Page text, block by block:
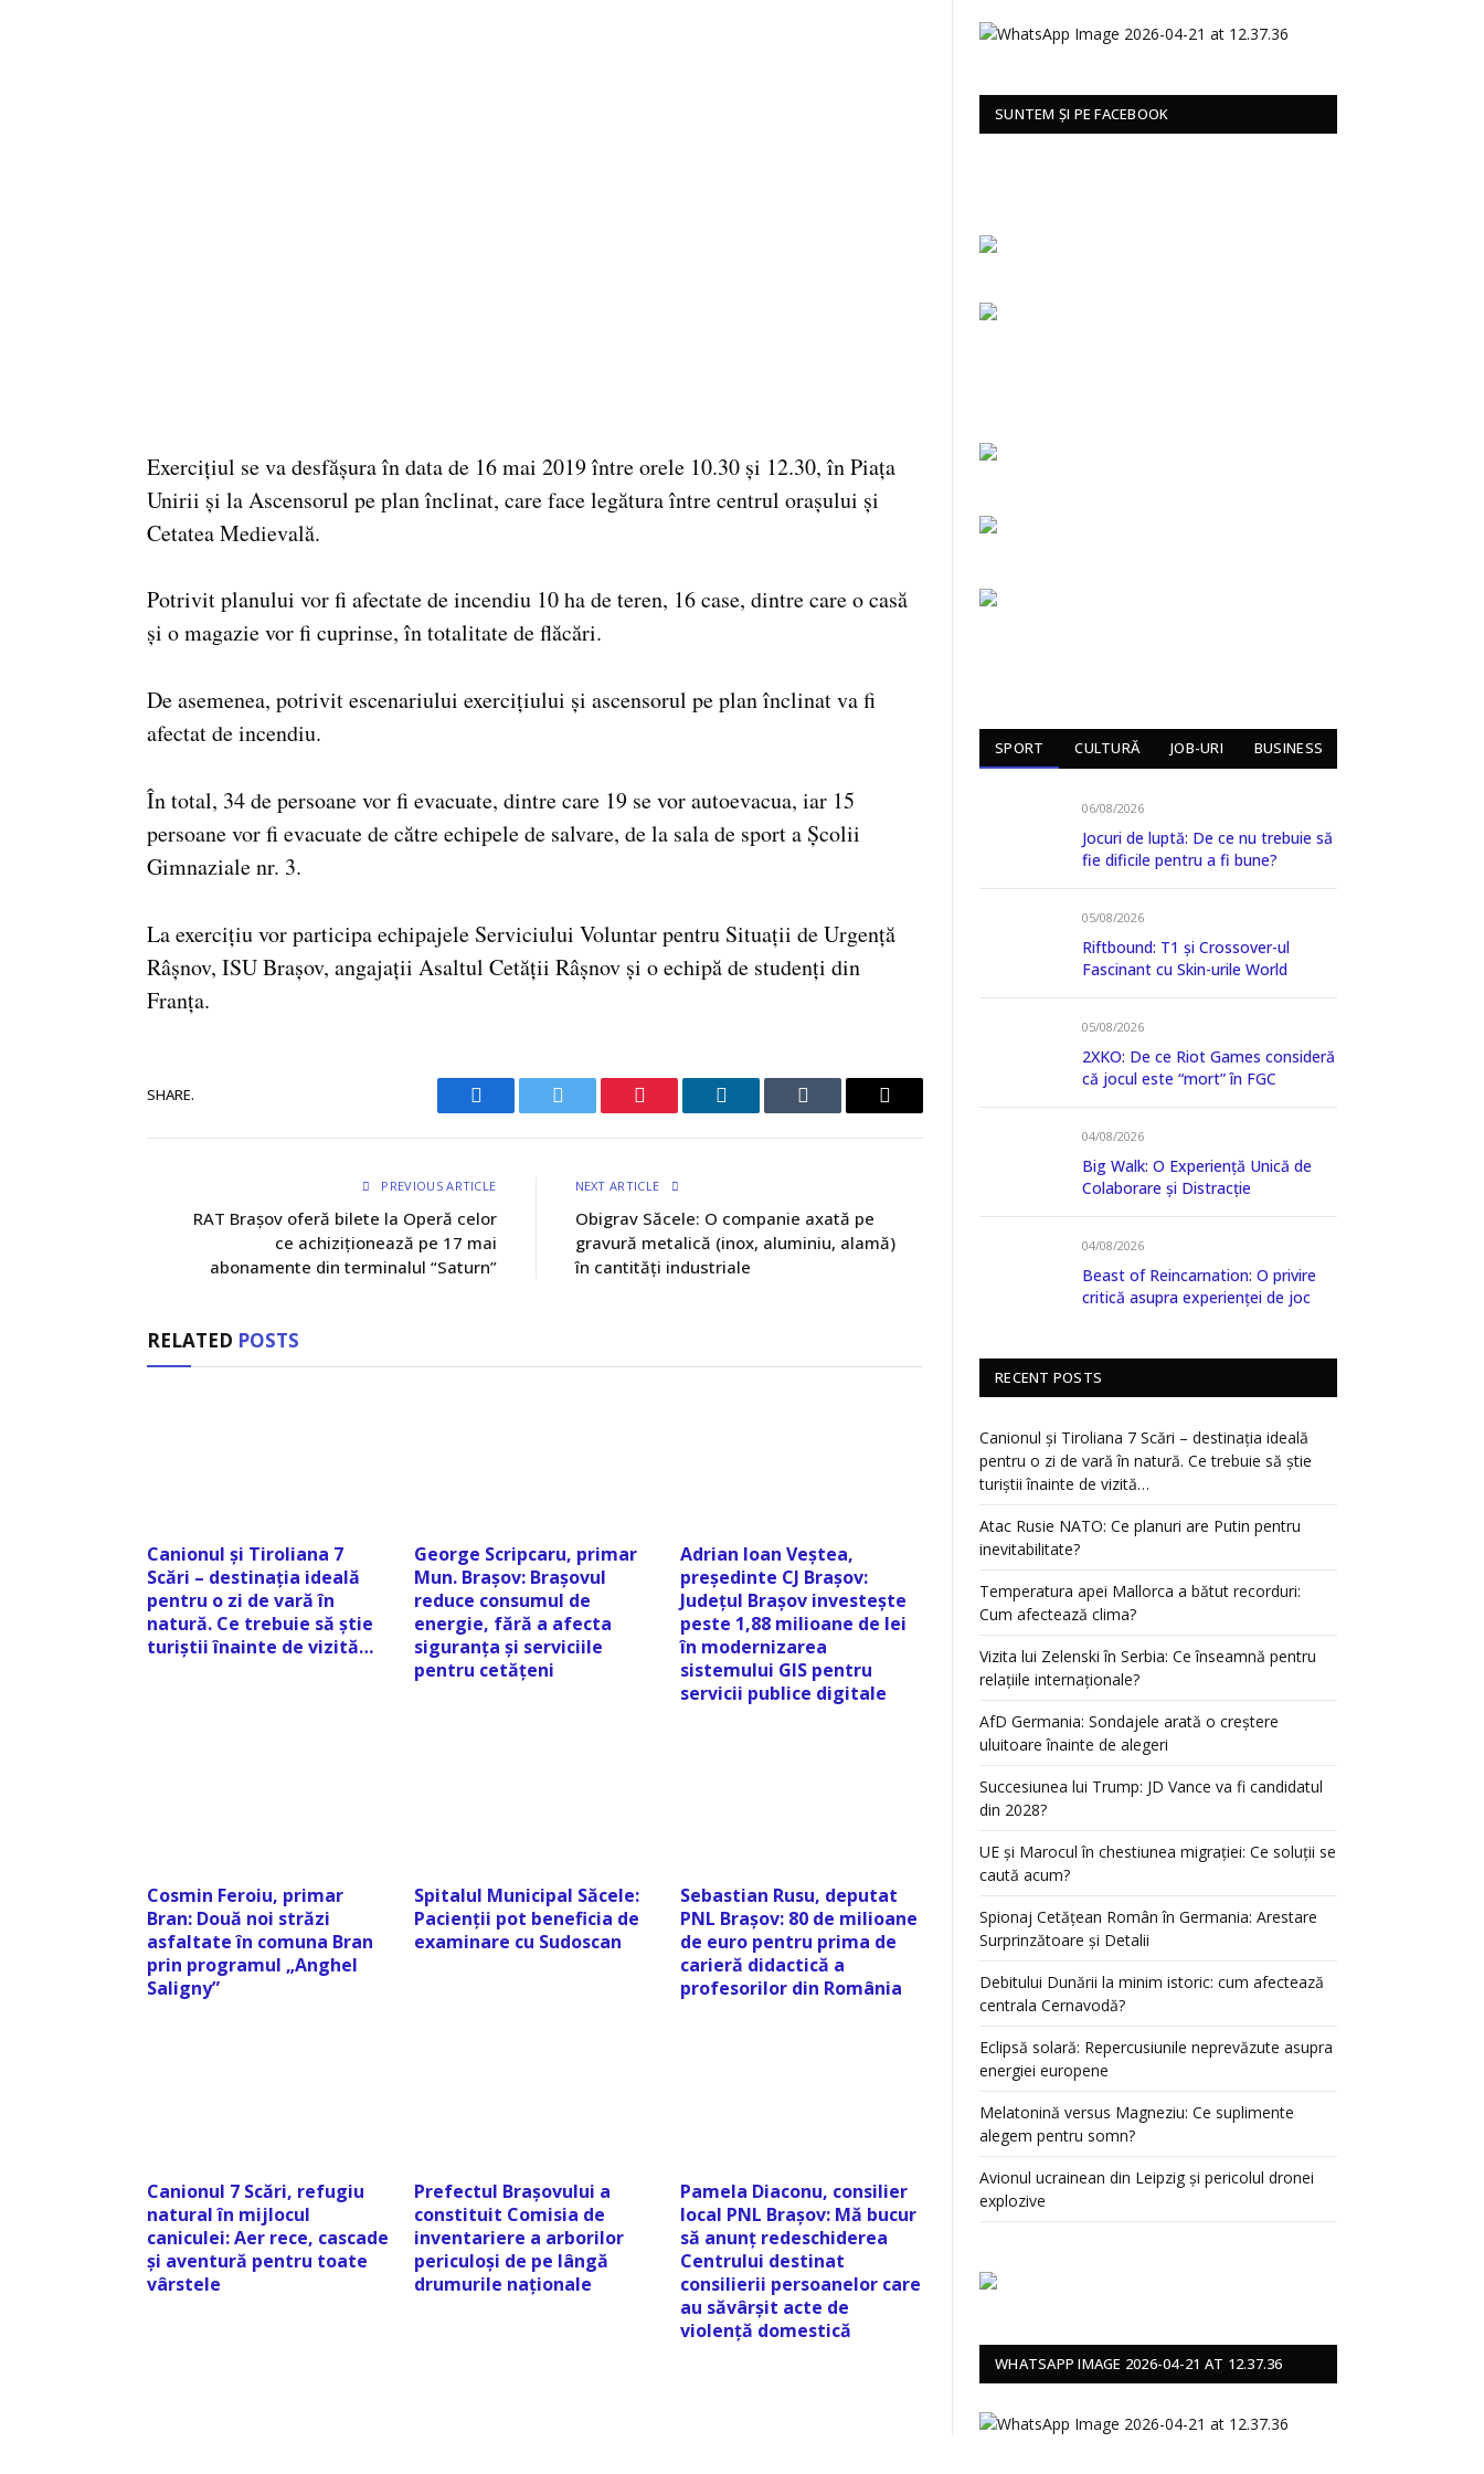
Exercițiul se va desfășura în data de 16 mai 2019 între orele 10.30 și 12.30, în Piața
Unirii și la Ascensorul pe plan înclinat, care face legătura între centrul orașului și
Cetatea Medievală.
Potrivit planului vor fi afectate de incendiu 10 ha de teren, 16 case, dintre care o casă
și o magazie vor fi cuprinse, în totalitate de flăcări.
De asemenea, potrivit escenariului exercițiului și ascensorul pe plan înclinat va fi
afectat de incendiu.
În total, 34 de persoane vor fi evacuate, dintre care 19 se vor autoevacua, iar 15
persoane vor fi evacuate de către echipele de salvare, de la sala de sport a Școlii
Gimnaziale nr. 3.
La exercițiu vor participa echipajele Serviciului Voluntar pentru Situații de Urgență
Râșnov, ISU Brașov, angajații Asaltul Cetății Râșnov și o echipă de studenți din
Franța.
SHARE.
Facebook Twitter Pinterest LinkedIn Tumblr Email
PREVIOUS ARTICLE
RAT Brașov oferă bilete la Operă celor
ce achiziționează pe 17 mai
abonamente din terminalul “Saturn”
NEXT ARTICLE
Obigrav Săcele: O companie axată pe
gravură metalică (inox, aluminiu, alamă)
în cantități industriale
RELATED POSTS
Canionul și Tiroliana 7
Scări – destinația ideală
pentru o zi de vară în
natură. Ce trebuie să știe
turiștii înainte de vizită…
George Scripcaru, primar
Mun. Brașov: Brașovul
reduce consumul de
energie, fără a afecta
siguranța și serviciile
pentru cetățeni
Adrian Ioan Veștea,
președinte CJ Brașov:
Județul Brașov investește
peste 1,88 milioane de lei
în modernizarea
sistemului GIS pentru
servicii publice digitale
Cosmin Feroiu, primar
Bran: Două noi străzi
asfaltate în comuna Bran
prin programul „Anghel
Saligny”
Spitalul Municipal Săcele:
Pacienții pot beneficia de
examinare cu Sudoscan
Sebastian Rusu, deputat
PNL Brașov: 80 de milioane
de euro pentru prima de
carieră didactică a
profesorilor din România
Canionul 7 Scări, refugiu
natural în mijlocul
caniculei: Aer rece, cascade
și aventură pentru toate
vârstele
Prefectul Brașovului a
constituit Comisia de
inventariere a arborilor
periculoși de pe lângă
drumurile naționale
Pamela Diaconu, consilier
local PNL Brașov: Mă bucur
să anunț redeschiderea
Centrului destinat
consilierii persoanelor care
au săvârșit acte de
violență domestică
SUNTEM ȘI PE FACEBOOK
SPORT CULTURĂ JOB-URI BUSINESS
06/08/2026
Jocuri de luptă: De ce nu trebuie să
fie dificile pentru a fi bune?
05/08/2026
Riftbound: T1 și Crossover-ul
Fascinant cu Skin-urile World
05/08/2026
2XKO: De ce Riot Games consideră
că jocul este “mort” în FGC
04/08/2026
Big Walk: O Experiență Unică de
Colaborare și Distracție
04/08/2026
Beast of Reincarnation: O privire
critică asupra experienței de joc
RECENT POSTS
Canionul și Tiroliana 7 Scări – destinația ideală
pentru o zi de vară în natură. Ce trebuie să știe
turiștii înainte de vizită…
Atac Rusie NATO: Ce planuri are Putin pentru
inevitabilitate?
Temperatura apei Mallorca a bătut recorduri:
Cum afectează clima?
Vizita lui Zelenski în Serbia: Ce înseamnă pentru
relațiile internaționale?
AfD Germania: Sondajele arată o creștere
uluitoare înainte de alegeri
Succesiunea lui Trump: JD Vance va fi candidatul
din 2028?
UE și Marocul în chestiunea migrației: Ce soluții se
caută acum?
Spionaj Cetățean Român în Germania: Arestare
Surprinzătoare și Detalii
Debitului Dunării la minim istoric: cum afectează
centrala Cernavodă?
Eclipsă solară: Repercusiunile neprevăzute asupra
energiei europene
Melatonină versus Magneziu: Ce suplimente
alegem pentru somn?
Avionul ucrainean din Leipzig și pericolul dronei
explozive
WHATSAPP IMAGE 2026-04-21 AT 12.37.36